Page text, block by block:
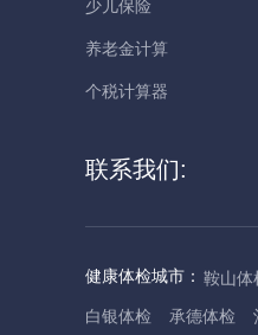
少儿保险
养老金计算
个税计算器
联系我们:
健康体检城市： 鞍山体
白银体检
承德体检